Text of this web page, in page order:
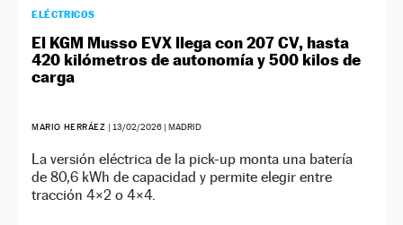
ELÉCTRICOS
El KGM Musso EVX llega con 207 CV, hasta
420 kilómetros de autonomía y 500 kilos de
carga
MARIO HERRÁEZ | 13/02/2026| MADRID
La versión eléctrica de la pick-up monta una batería
de 80,6 kWh de capacidad y permite elegir entre
tracción 4×2 o 4×4.